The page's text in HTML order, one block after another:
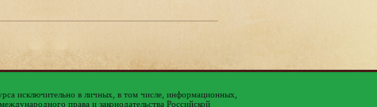
исключительно в личных, в том числе, информационных,
права и законодательства Российской